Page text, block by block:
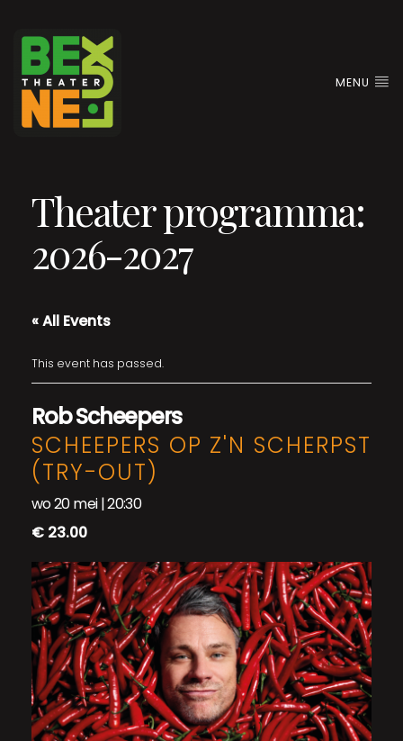
MENU
Theater programma:
2026-2027
« All Events
This event has passed.
Rob Scheepers
SCHEEPERS OP Z'N SCHERPST
(TRY-OUT)
wo 20 mei | 20:30
€ 23.00